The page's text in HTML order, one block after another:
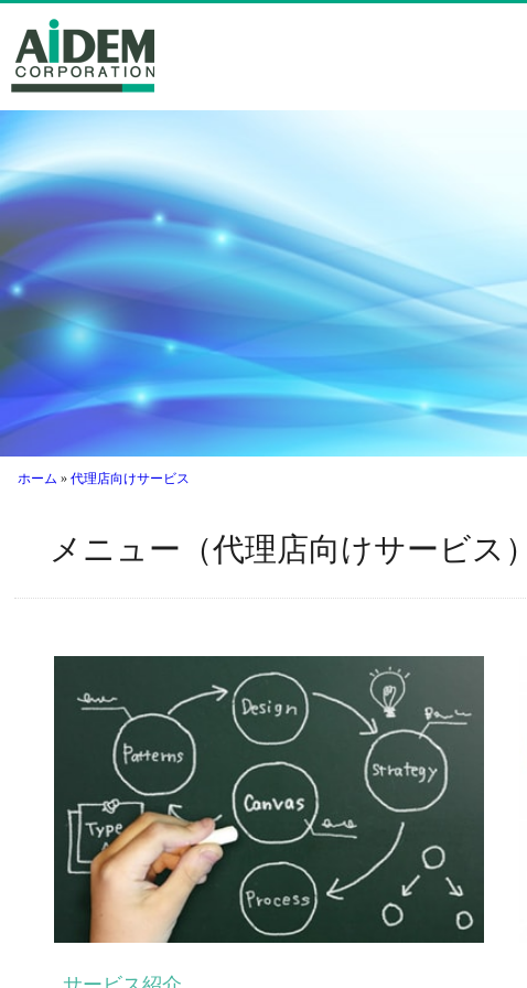
サービス紹介
サービス紹介
会社概要
ホーム » 代理店向けサービス
メニュー（代理店向けサービス）